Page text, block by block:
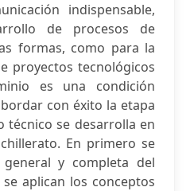
indispensable,
de procesos de
formas, como para la
proyectos tecnológicos
es una condición
con éxito la etapa
técnico se desarrolla en
En primero se
y completa del
aplican los conceptos